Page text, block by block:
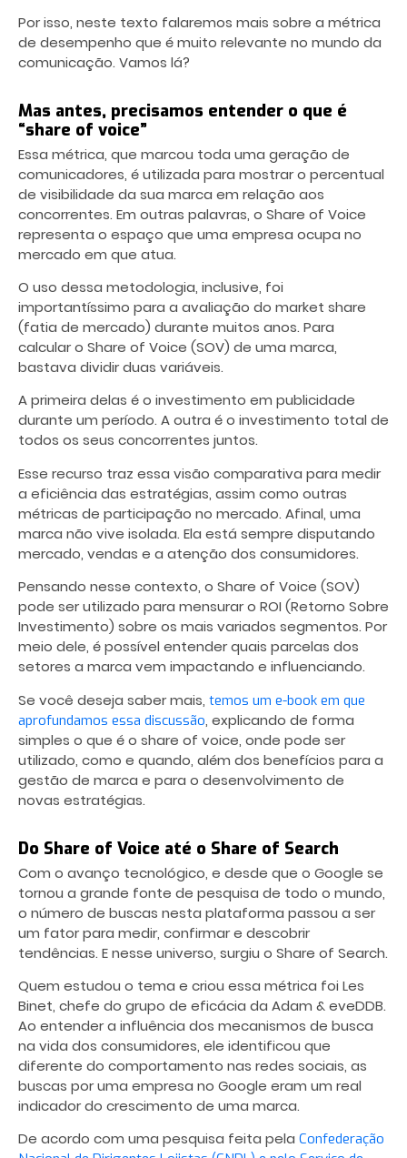
Por isso, neste texto falaremos mais sobre a métrica
de desempenho que é muito relevante no mundo da
comunicação. Vamos lá?
Mas antes, precisamos entender o que é
“share of voice”
Essa métrica, que marcou toda uma geração de
comunicadores, é utilizada para mostrar o percentual
de visibilidade da sua marca em relação aos
concorrentes. Em outras palavras, o Share of Voice
representa o espaço que uma empresa ocupa no
mercado em que atua.
O uso dessa metodologia, inclusive, foi
importantíssimo para a avaliação do market share
(fatia de mercado) durante muitos anos. Para
calcular o Share of Voice (SOV) de uma marca,
bastava dividir duas variáveis.
A primeira delas é o investimento em publicidade
durante um período. A outra é o investimento total de
todos os seus concorrentes juntos.
Esse recurso traz essa visão comparativa para medir
a eficiência das estratégias, assim como outras
métricas de participação no mercado. Afinal, uma
marca não vive isolada. Ela está sempre disputando
mercado, vendas e a atenção dos consumidores.
Pensando nesse contexto, o Share of Voice (SOV)
pode ser utilizado para mensurar o ROI (Retorno Sobre
Investimento) sobre os mais variados segmentos. Por
meio dele, é possível entender quais parcelas dos
setores a marca vem impactando e influenciando.
Se você deseja saber mais, temos um e-book em que
aprofundamos essa discussão, explicando de forma
simples o que é o share of voice, onde pode ser
utilizado, como e quando, além dos benefícios para a
gestão de marca e para o desenvolvimento de
novas estratégias.
Do Share of Voice até o Share of Search
Com o avanço tecnológico, e desde que o Google se
tornou a grande fonte de pesquisa de todo o mundo,
o número de buscas nesta plataforma passou a ser
um fator para medir, confirmar e descobrir
tendências. E nesse universo, surgiu o Share of Search.
Quem estudou o tema e criou essa métrica foi Les
Binet, chefe do grupo de eficácia da Adam & eveDDB.
Ao entender a influência dos mecanismos de busca
na vida dos consumidores, ele identificou que
diferente do comportamento nas redes sociais, as
buscas por uma empresa no Google eram um real
indicador do crescimento de uma marca.
De acordo com uma pesquisa feita pela Confederação